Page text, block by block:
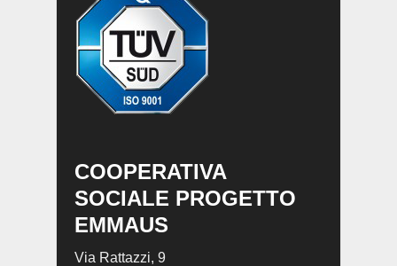
COOPERATIVA
SOCIALE PROGETTO
EMMAUS
Via Rattazzi, 9